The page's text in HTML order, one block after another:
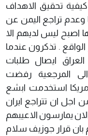
تحقيق الاهداف
وعدم تراجع اليمن عن
ليس لديهم الا
الواقع . تذكرون عندما
ايصال طلبات
المرجعية رفضت
استخدمت ابشع
اجل ان تتراجع ايران
يمارسون الاعيبهم
بان قرار جوزيف سلام